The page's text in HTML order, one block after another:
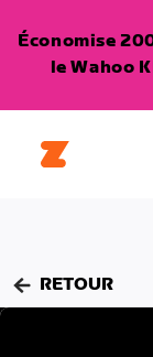
Économise
le Wahoo
RETOUR